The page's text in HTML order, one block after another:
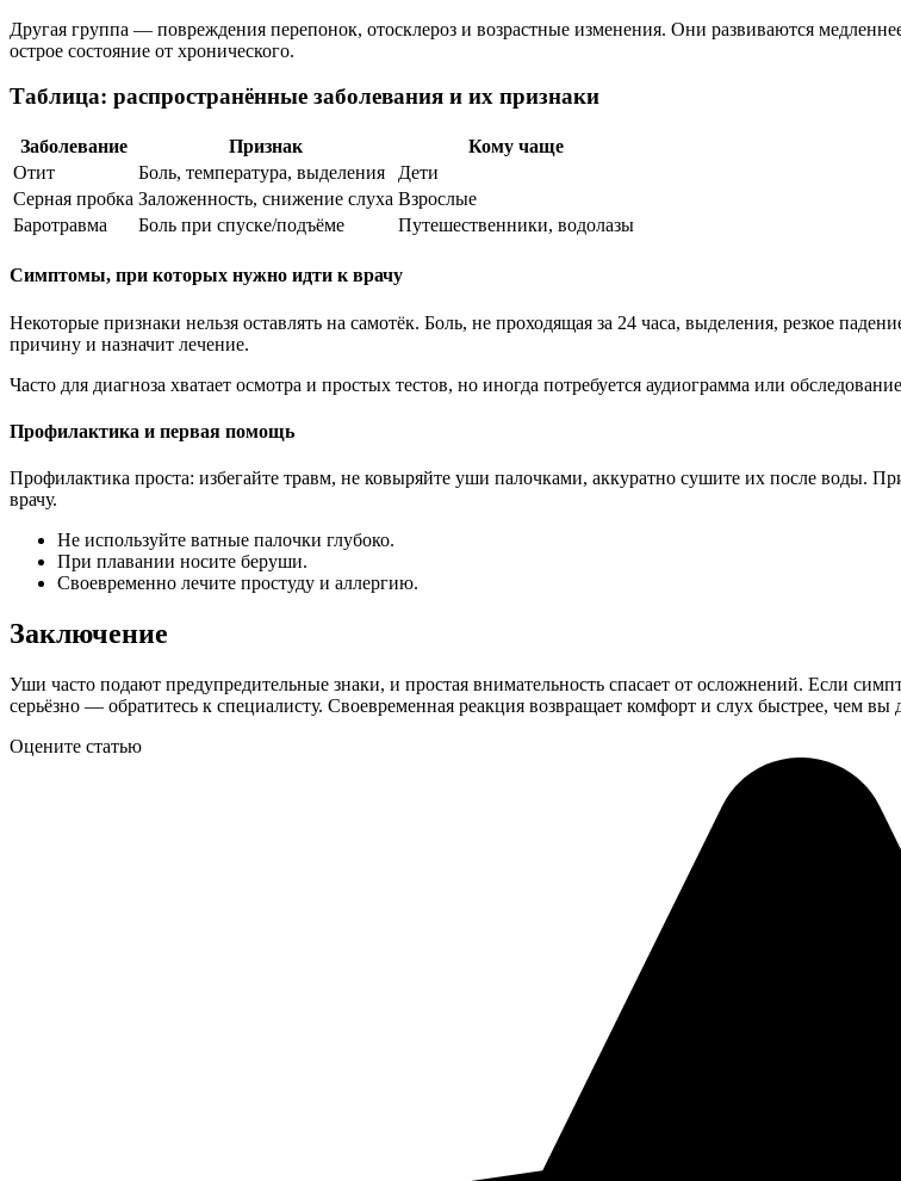
Другая группа — повреждения перепонок, отосклероз и возрастные изменения. Они развиваются
острое состояние от хронического.
Таблица: распространённые заболевания и их признаки
Заболевание Признак
Кому чаще
Отит
Боль, температура, выделения
Дети
Серная пробка Заложенность, снижение слуха Взрослые
Баротравма
Боль при спуске/подъёме Путешественники, водолазы
Симптомы, при которых нужно идти к врачу
Некоторые признаки нельзя оставлять на самотёк. Боль, не проходящая за 24 часа, выделения, резкое
причину и назначит лечение.
Часто для диагноза хватает осмотра и простых тестов, но иногда потребуется аудиограмма или
Профилактика и первая помощь
Профилактика проста: избегайте травм, не ковыряйте уши палочками, аккуратно сушите их после воды.
врачу.
Не используйте ватные палочки глубоко.
При плавании носите беруши.
Своевременно лечите простуду и аллергию.
Заключение
Уши часто подают предупредительные знаки, и простая внимательность спасает от осложнений. Если
серьёзно — обратитесь к специалисту. Своевременная реакция возвращает комфорт и слух быстрее, чем вы
Оцените статью